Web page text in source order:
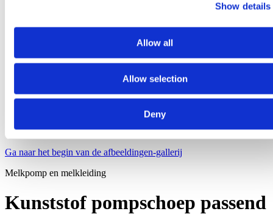
Show details
Allow all
Allow selection
Deny
Ga naar het begin van de afbeeldingen-gallerij
Melkpomp en melkleiding
Kunststof pompschoep passend